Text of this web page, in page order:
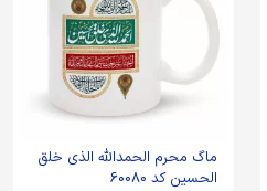
ماگ محرم الحمدالله الذی خلق
الحسین کد 60080